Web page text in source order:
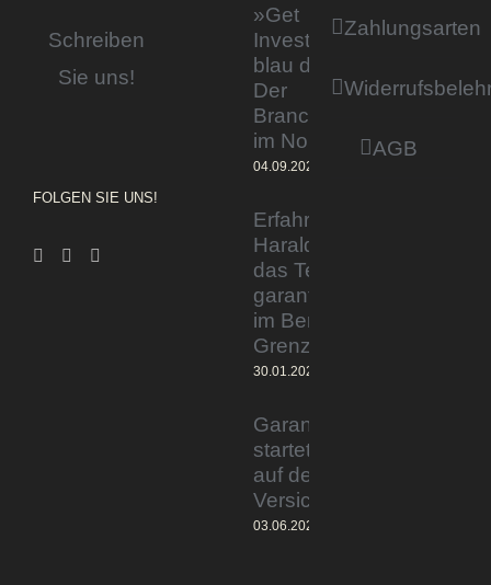
Schreiben
Sie uns!
FOLGEN SIE UNS!
»Get
Invested by
blau direkt«:
Der
Branchentag
im Norden
04.09.2023
Erfahrener Experte
Harald Wesely stärkt
das Team von
garantiertmehrnetto.de
im Bereich
Grenzgänger
30.01.2024
Garantiertmehrnetto.de®
startet Vermittlerplattform
auf deutschem
Versicherungsmarkt
03.06.2023
Zahlungsarten
AGB